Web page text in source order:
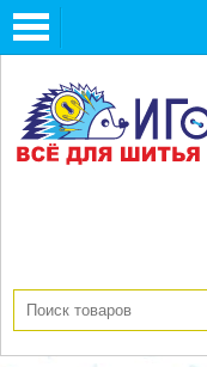
Toggle
navigation